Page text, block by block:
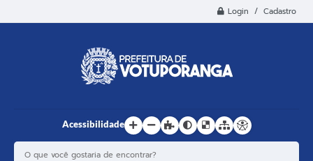
Login / Cadastro
Acessibilidade